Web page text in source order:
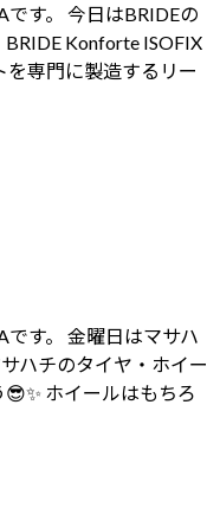
す。 今日はBRIDEの
Konforte ISOFIX
を専門に製造するリー
す。 金曜日はマサハ
ハチのタイヤ・ホイー
ホイールはもちろ